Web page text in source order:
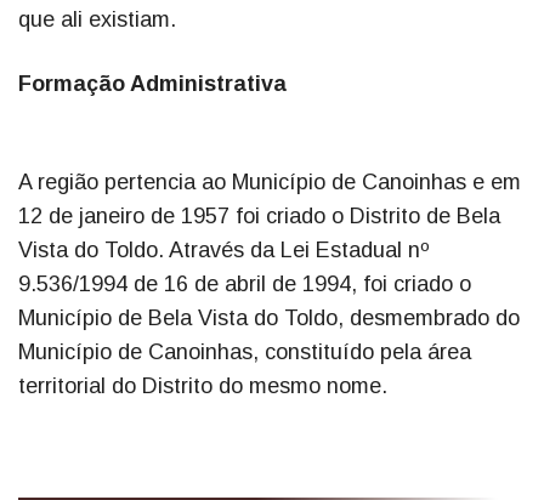
que ali existiam.
Formação Administrativa
A região pertencia ao Município de Canoinhas e em
12 de janeiro de 1957 foi criado o Distrito de Bela
Vista do Toldo. Através da Lei Estadual nº
9.536/1994 de 16 de abril de 1994, foi criado o
Município de Bela Vista do Toldo, desmembrado do
Município de Canoinhas, constituído pela área
territorial do Distrito do mesmo nome.